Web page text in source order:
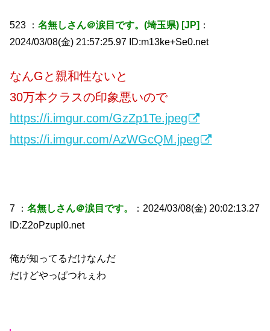
523 ：名無しさん＠涙目です。(埼玉県) [JP] ：
2024/03/08(金) 21:57:25.97 ID:m13ke+Se0.net
なんGと親和性ないと
30万本クラスの印象悪いので
https://i.imgur.com/GzZp1Te.jpeg
https://i.imgur.com/AzWGcQM.jpeg
7 ：名無しさん＠涙目です。
：2024/03/08(金) 20:02:13.27
ID:Z2oPzupl0.net
俺が知ってるだけなんだ
だけどやっぱつれぇわ